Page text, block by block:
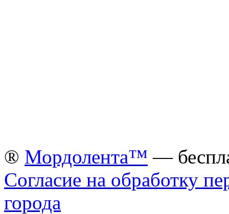
® Мордолента™ —
Согласие на обработку
города